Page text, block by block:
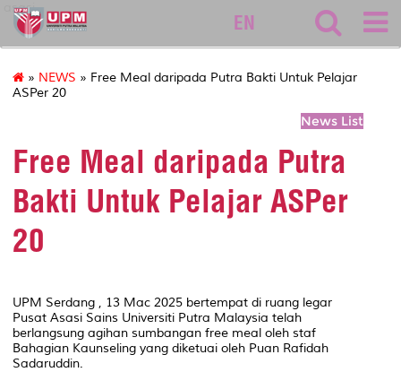
asasi
EN
» NEWS » Free Meal daripada Putra Bakti Untuk Pelajar
ASPer 20
News List
Free Meal daripada Putra
Bakti Untuk Pelajar ASPer
20
UPM Serdang , 13 Mac 2025 bertempat di ruang legar
Pusat Asasi Sains Universiti Putra Malaysia telah
berlangsung agihan sumbangan free meal oleh staf
Bahagian Kaunseling yang diketuai oleh Puan Rafidah
Sadaruddin.